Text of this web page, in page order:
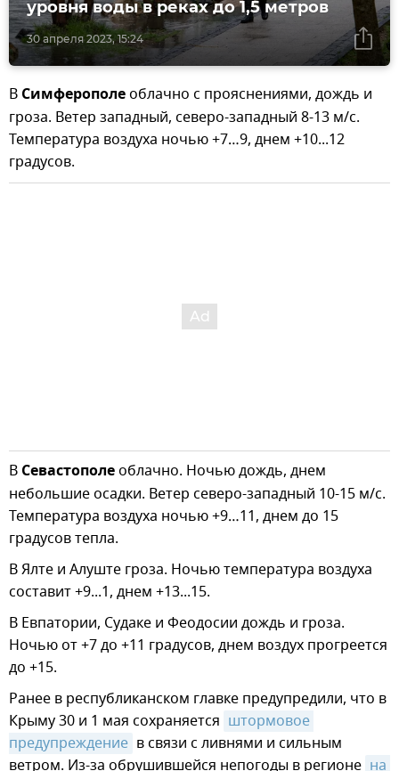
30 апреля 2023, 15:24
уровня воды в реках до 1,5 метров
В Симферополе облачно с прояснениями, дождь и
гроза. Ветер западный, северо-западный 8-13 м/с.
Температура воздуха ночью +7…9, днем +10...12
градусов.
В Севастополе облачно. Ночью дождь, днем
небольшие осадки. Ветер северо-западный 10-15 м/с.
Температура воздуха ночью +9…11, днем до 15
градусов тепла.
В Ялте и Алуште гроза. Ночью температура воздуха
составит +9...1, днем +13...15.
В Евпатории, Судаке и Феодосии дождь и гроза.
Ночью от +7 до +11 градусов, днем воздух прогреется
до +15.
Ранее в республиканском главке предупредили, что в
Крыму 30 и 1 мая сохраняется штормовое
предупреждение в связи с ливнями и сильным
ветром. Из-за обрушившейся непогоды в регионе на